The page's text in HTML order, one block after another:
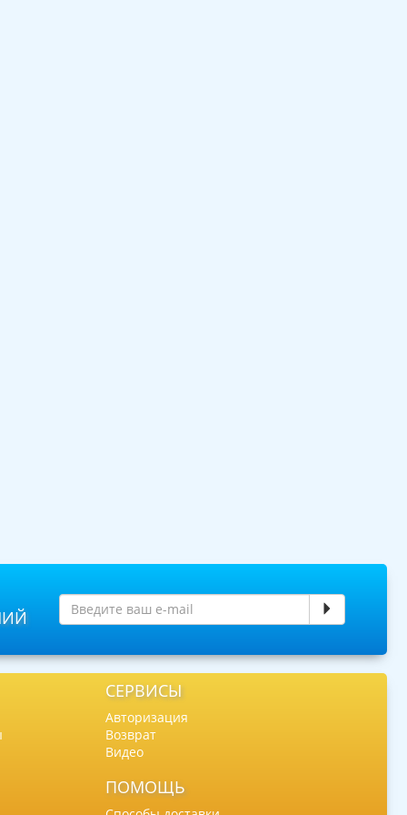
СЕРВИСЫ
Авторизация
Возврат
Видео
ПОМОЩЬ